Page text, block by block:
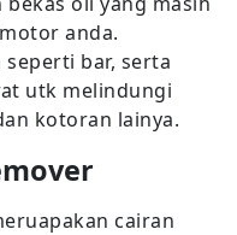
anda.
bar, serta
utk melindungi
kotoran lainya.
cairan